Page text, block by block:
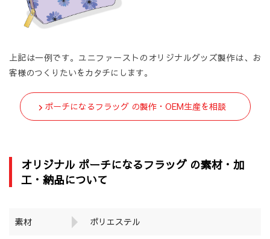
上記は一例です。ユニファーストのオリジナルグッズ製作は、お
客様のつくりたいをカタチにします。
ポーチになるフラッグ の製作・OEM生産を相談
オリジナル ポーチになるフラッグ の素材・加
工・納品について
素材 ポリエステル